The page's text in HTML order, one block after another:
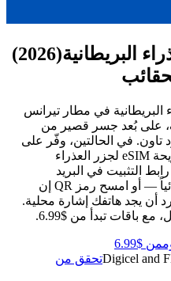
(2026)
البريطانية في مطار تيرانس
على بُعد جسر قصير من
في الحالتين، وفّر على
نفسك البحث عن شريحة: اشترِ شريحة eSIM لجزر العذراء
التثبيت في البريد
الإلكتروني ليُعِدّ هاتفك الشريحة تلقائياً — أو امسح رمز QR إن
يجد هاتفك إشارة محلية.
من $6.99
تحقق من